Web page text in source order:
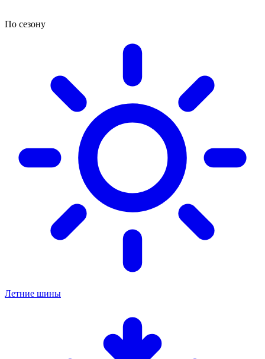
По сезону
Летние шины